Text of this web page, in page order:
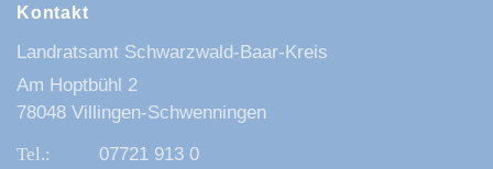
Kontakt
Landratsamt Schwarzwald-Baar-Kreis
Am Hoptbühl 2
78048 Villingen-Schwenningen
07721 913 0